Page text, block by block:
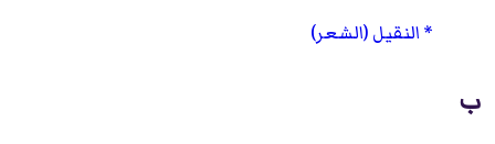
النقيل (الشعر)
ب